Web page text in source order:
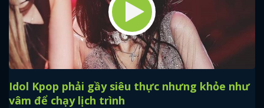
Idol Kpop phải gầy siêu thực nhưng khỏe như
vâm để chạy lịch trình